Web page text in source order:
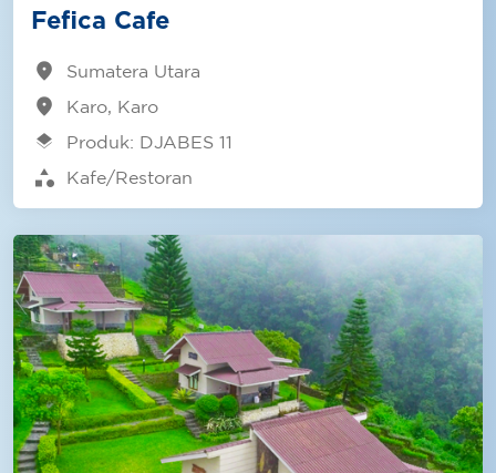
Fefica Cafe
location_on Sumatera Utara
location_on Karo, Karo
layers Produk: DJABES 11
category Kafe/Restoran